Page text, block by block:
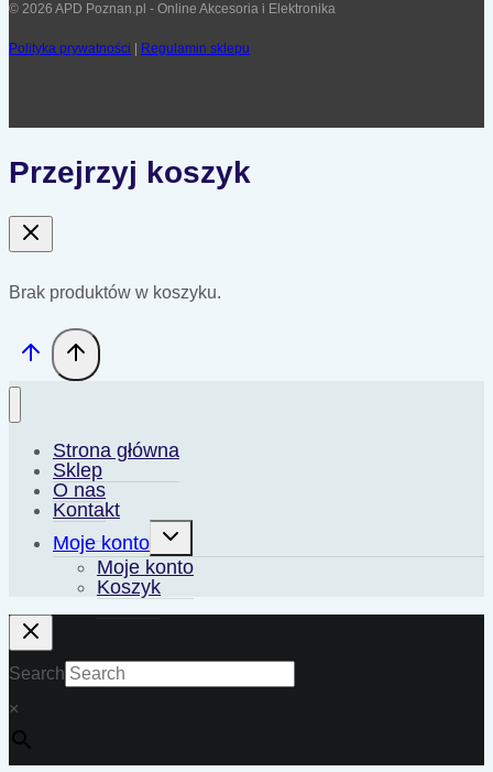
© 2026 APD Poznan.pl - Online Akcesoria i Elektronika
Polityka prywatności Regulamin sklepu
Przejrzyj koszyk
Brak produktów w koszyku.
Strona główna
Sklep
O nas
Kontakt
Moje konto
Przełącz
menu
podrzędne
Moje konto
Koszyk
Search
×